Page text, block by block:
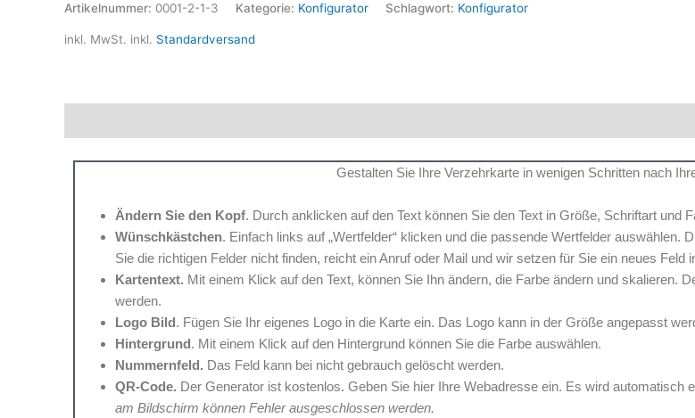
Artikelnummer: 0001-2-1-3 Kategorie: Konfigurator Schlagwort: Konfigurator
inkl. MwSt. inkl. Standardversand
Gestalten Sie Ihre Verzehrkarte in wenigen Schritten nach
Ändern Sie den Kopf. Durch anklicken auf den Text können Sie den Text in Größe, Schriftart und
Wünschkästchen. Einfach links auf „Wertfelder“ klicken und die passende Wertfelder
Sie die richtigen Felder nicht finden, reicht ein Anruf oder Mail und wir setzen für Sie ein neues Feld
Kartentext. Mit einem Klick auf den Text, können Sie Ihn ändern, die Farbe ändern und skalieren.
werden.
Logo Bild. Fügen Sie Ihr eigenes Logo in die Karte ein. Das Logo kann in der Größe angepasst
Hintergrund. Mit einem Klick auf den Hintergrund können Sie die Farbe auswählen.
Nummernfeld. Das Feld kann bei nicht gebrauch gelöscht werden.
QR-Code. Der Generator ist kostenlos. Geben Sie hier Ihre Webadresse ein. Es wird automatisch
am Bildschirm können Fehler ausgeschlossen werden.